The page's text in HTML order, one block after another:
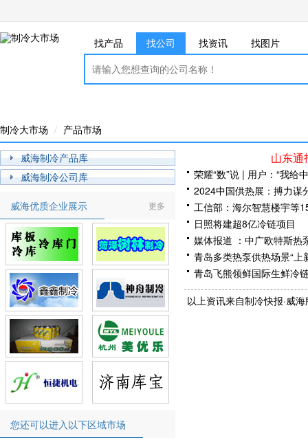
找产品 找公司 找资讯 找图片
制冷大市场 产品市场
威海制冷产品库
威海制冷公司库
更多
威海优质企业展示
您还可以进入以下区域市场
山东通
荣耀“数”说 | 用户：“我给
2024中国供热展：搏力谋
工信部：海尔智慧楼宇等
日照将建超8亿冷链项目
媒体报道 ：中广欧特斯热
青岛多类热泵供热场景“上
青岛飞熊领鲜国际生鲜冷
2025年智慧供热解决方案
以上资讯来自制冷快报·威海